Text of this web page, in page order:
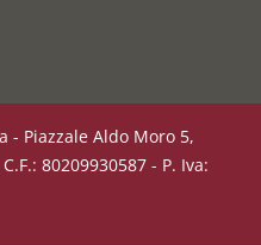
- Piazzale Aldo Moro 5,
80209930587 - P. Iva: